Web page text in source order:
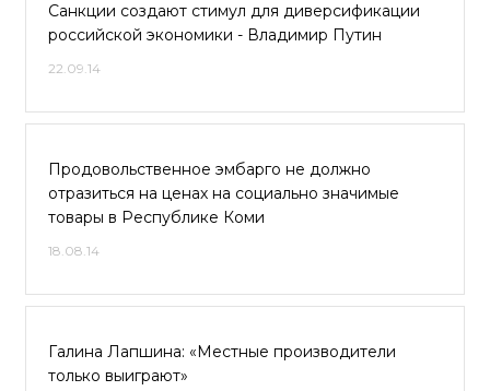
Санкции создают стимул для диверсификации
российской экономики - Владимир Путин
22.09.14
Продовольственное эмбарго не должно
отразиться на ценах на социально значимые
товары в Республике Коми
18.08.14
Галина Лапшина: «Местные производители
только выиграют»